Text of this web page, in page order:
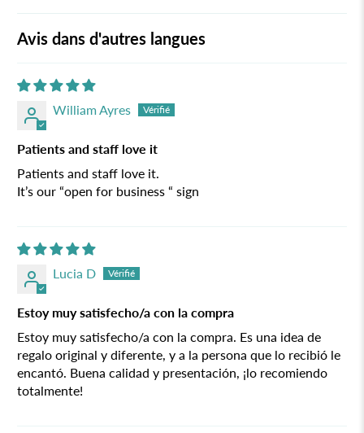
Avis dans d'autres langues
William Ayres
Patients and staff love it
Patients and staff love it.
It’s our “open for business “ sign
Lucia D
Estoy muy satisfecho/a con la compra
Estoy muy satisfecho/a con la compra. Es una idea de
regalo original y diferente, y a la persona que lo recibió le
encantó. Buena calidad y presentación, ¡lo recomiendo
totalmente!